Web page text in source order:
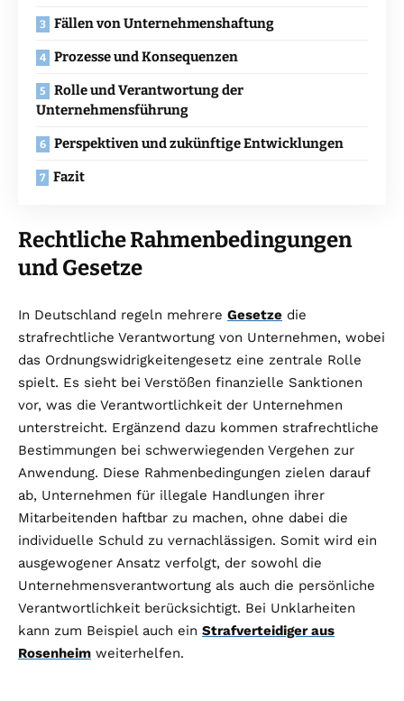
Fällen von Unternehmenshaftung
Prozesse und Konsequenzen
Rolle und Verantwortung der
Unternehmensführung
Perspektiven und zukünftige Entwicklungen
Fazit
Rechtliche Rahmenbedingungen
und Gesetze
In Deutschland regeln mehrere Gesetze die
strafrechtliche Verantwortung von Unternehmen, wobei
das Ordnungswidrigkeitengesetz eine zentrale Rolle
spielt. Es sieht bei Verstößen finanzielle Sanktionen
vor, was die Verantwortlichkeit der Unternehmen
unterstreicht. Ergänzend dazu kommen strafrechtliche
Bestimmungen bei schwerwiegenden Vergehen zur
Anwendung. Diese Rahmenbedingungen zielen darauf
ab, Unternehmen für illegale Handlungen ihrer
Mitarbeitenden haftbar zu machen, ohne dabei die
individuelle Schuld zu vernachlässigen. Somit wird ein
ausgewogener Ansatz verfolgt, der sowohl die
Unternehmensverantwortung als auch die persönliche
Verantwortlichkeit berücksichtigt. Bei Unklarheiten
kann zum Beispiel auch ein Strafverteidiger aus
Rosenheim weiterhelfen.